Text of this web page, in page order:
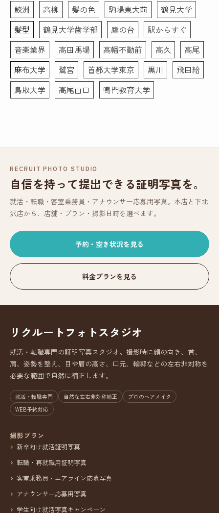
鮫洲
高柳 髪の色 駒場東大前
鶴見大学
髪型
鶴見大学歯学部 鷹の台
駅からすぐ
音楽業界
高田馬場 高幡不動前 高久
高尾
麻布大学
鷲宮 首都大学東京 黒川
飛田給
鳥取大学
高尾山口 鳴門教育大学
RECRUIT PHOTO STUDIO
自信を持って提出できる証明写真を。
就活・転職・客室乗務員・アナウンサー応募用写真。本店と下北
沢店から、店舗・プラン・撮影日時を選べます。
予約・空き状況を見る
料金プランを見る
リクルートフォトスタジオ
就活・転職専門の証明写真スタジオ。撮影時に顔の向き、首、
肩、姿勢を整え、目や眉の高さ、口元、輪郭などの左右非対称を
必要な範囲で自然に補正します。
就活・転職専門 自然な左右非対称補正
プロのヘアメイク
WEB予約対応
撮影プラン
新卒向け就活証明写真
転職・再就職用証明写真
客室乗務員・エアライン応募写真
アナウンサー応募用写真
学生向け就活写真キャンペーン